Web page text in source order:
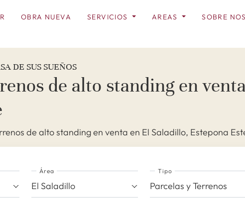
OBRA NUEVA SERVICIOS AREAS SOBRE
DE SUS SUEÑOS
de alto standing en
de alto standing en venta en El Saladillo, Estepona
Área
El Saladillo
Tipo
Parcelas y Terrenos